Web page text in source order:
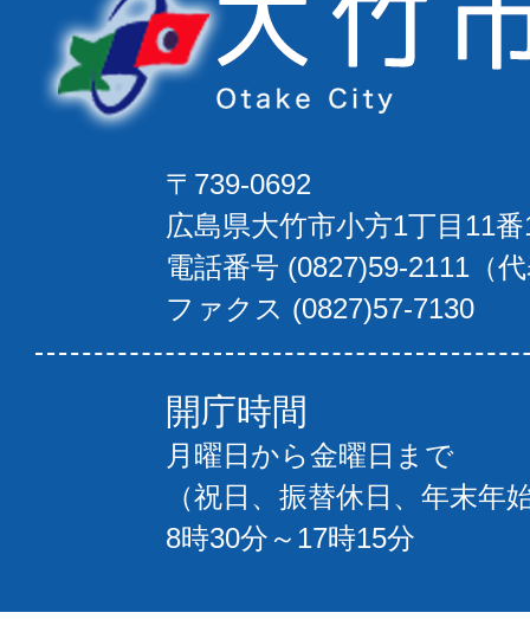
〒739-0692
広島県大竹市小方1丁目11
電話番号 (0827)59-2111（
ファクス (0827)57-7130
開庁時間
月曜日から金曜日まで
（祝日、振替休日、年末年
8時30分～17時15分